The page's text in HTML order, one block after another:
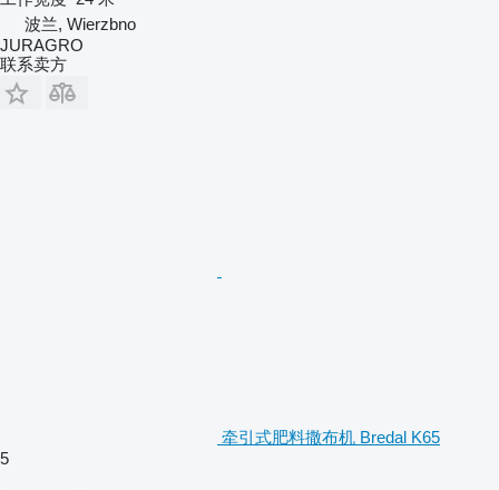
波兰, Wierzbno
JURAGRO
联系卖方
牵引式肥料撒布机 Bredal K65
5